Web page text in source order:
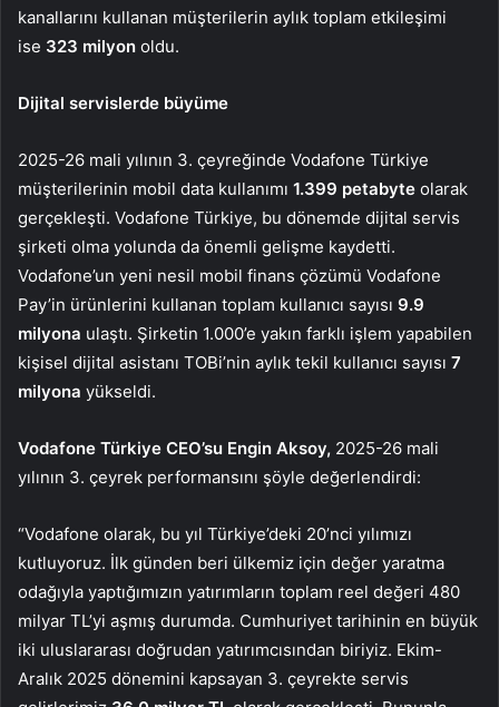
kanallarını kullanan müşterilerin aylık toplam etkileşimi
ise 323 milyon oldu.
Dijital servislerde büyüme
2025-26 mali yılının 3. çeyreğinde Vodafone Türkiye
müşterilerinin mobil data kullanımı 1.399 petabyte olarak
gerçekleşti. Vodafone Türkiye, bu dönemde dijital servis
şirketi olma yolunda da önemli gelişme kaydetti.
Vodafone’un yeni nesil mobil finans çözümü Vodafone
Pay’in ürünlerini kullanan toplam kullanıcı sayısı 9.9
milyona ulaştı. Şirketin 1.000’e yakın farklı işlem yapabilen
kişisel dijital asistanı TOBi’nin aylık tekil kullanıcı sayısı 7
milyona yükseldi.
Vodafone Türkiye CEO’su Engin Aksoy, 2025-26 mali
yılının 3. çeyrek performansını şöyle değerlendirdi:
“Vodafone olarak, bu yıl Türkiye’deki 20’nci yılımızı
kutluyoruz. İlk günden beri ülkemiz için değer yaratma
odağıyla yaptığımızın yatırımların toplam reel değeri 480
milyar TL’yi aşmış durumda. Cumhuriyet tarihinin en büyük
iki uluslararası doğrudan yatırımcısından biriyiz. Ekim-
Aralık 2025 dönemini kapsayan 3. çeyrekte servis